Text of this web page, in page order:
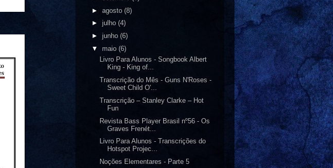
► agosto (8)
► julho (4)
► junho (6)
▼ maio (6)
Livro Para Alunos - Songbook Albert
King - King of...
Transcrição do Mês - Guns N'Roses -
Sweet Child O'...
Transcrição – Stanley Clarke – Hot
Fun
Revista Bass Player Brasil nº56 - Os
Graves Frenét...
Livro Para Alunos - Transcrições do
Hotspot Projec...
Noções Elementares - Parte 5